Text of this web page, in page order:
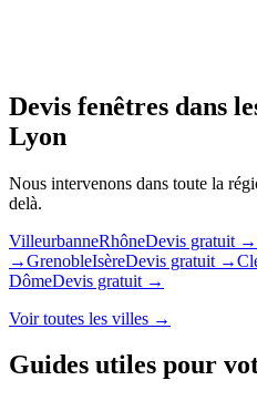
Devis fenêtres dans
Lyon
Nous intervenons dans toute la
delà.
VilleurbanneRhôneDevis gratuit →
→GrenobleIsèreDevis gratuit →
DômeDevis gratuit →
Voir toutes les villes →
Guides utiles pour